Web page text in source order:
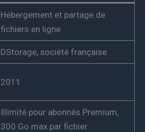
Hébergement et partage de
fichiers en ligne
DStorage, société française
2011
Illimité pour abonnés Premium,
300 Go max par fichier